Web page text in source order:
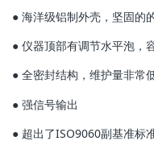
● 海洋级铝制外壳，坚固的
● 仪器顶部有调节水平泡，
● 全密封结构，维护量非常
● 强信号输出
● 超出了ISO9060副基准标